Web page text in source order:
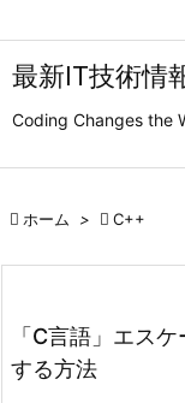
最新IT技術情
Coding Changes the
 ホーム >  C++
「C言語」エス
する方法